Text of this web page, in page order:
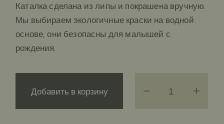
Каталка сделана из липы и покрашена вручную.
Мы выбираем экологичные краски на водной
основе, они безопасны для малышей с
рождения.
Добавить в корзину